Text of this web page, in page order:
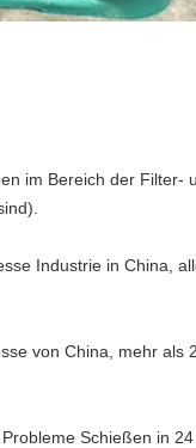
im Bereich der
Industrie in China,
von China, mehr
Schießen in